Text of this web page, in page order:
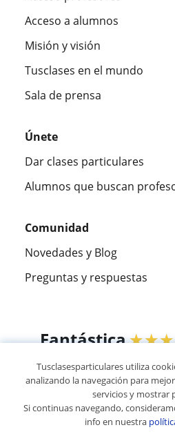
Acceso a alumnos
Misión y visión
Tusclases en el mundo
Sala de prensa
Únete
Dar clases particulares
Alumnos que buscan
Comunidad
Novedades y Blog
Preguntas y respuestas
Fantástica
305915opiniones
© 2007 - 2026
Tusclasesparticulares utiliza
analizando la navegación para
servicios y mostrar
Si continuas navegando,
info en nuestra